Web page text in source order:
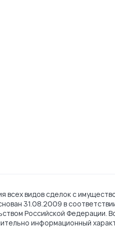
видов сделок с
31.08.2009 в
Российской Федерации.
информационный